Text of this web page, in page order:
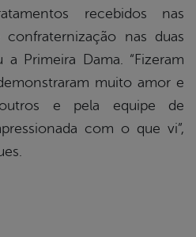
recebidos nas
nas duas
a Primeira Dama. “Fizeram
muito amor e
e pela equipe de
com o que vi”,